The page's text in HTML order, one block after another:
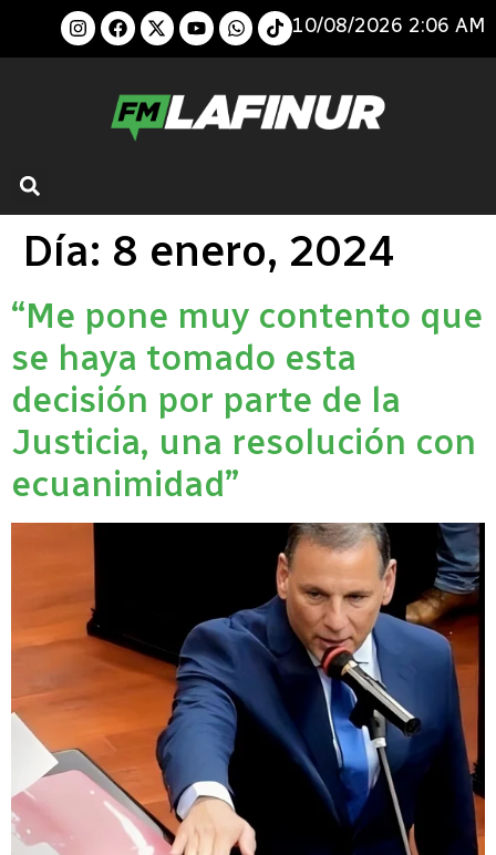
10/08/2026 2:06 AM
Día: 8 enero, 2024
“Me pone muy contento que
se haya tomado esta
decisión por parte de la
Justicia, una resolución con
ecuanimidad”